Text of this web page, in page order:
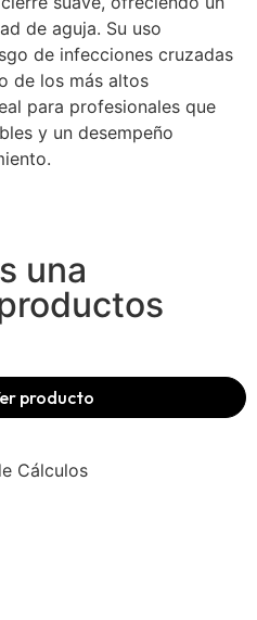
de aguja. Su uso
de infecciones cruzadas
de los más altos
para profesionales que
y un desempeño
una
Cálculos
producto